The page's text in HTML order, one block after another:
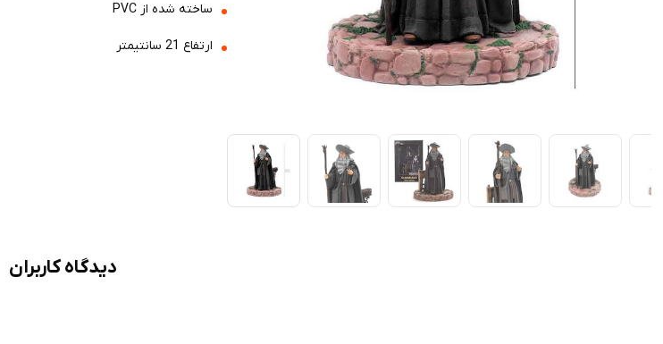
ساخته شده از PVC
ارتفاع 21 سانتیمتر
دیدگاه کاربران